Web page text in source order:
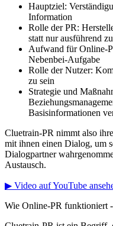
Hauptziel:
Information
Rolle der PR:
statt nur ausführend
Aufwand für Online-
Nebenbei-Aufgabe
Rolle der Nutzer:
zu sein
Strategie und
Basisinformationen
Cluetrain-PR nimmt also
mit ihnen einen Dialog, um
Dialogpartner
Austausch.
▶ Video auf YouTube
Wie Online-PR funktioniert